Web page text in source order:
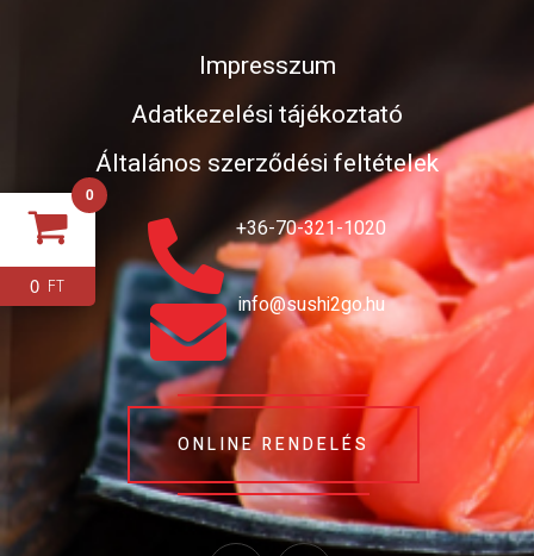
Impresszum
Adatkezelési tájékoztató
Általános szerződési feltételek
+36-70-321-1020
info@sushi2go.hu
ONLINE RENDELÉS
0
0 FT